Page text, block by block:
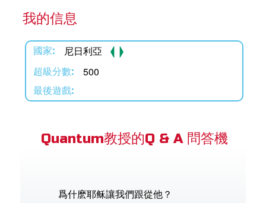
我的信息
國家: 尼日利亞
超級分數: 500
最後遊戲:
Quantum教授的Q & A 問答機
爲什麽耶稣讓我們跟從他？